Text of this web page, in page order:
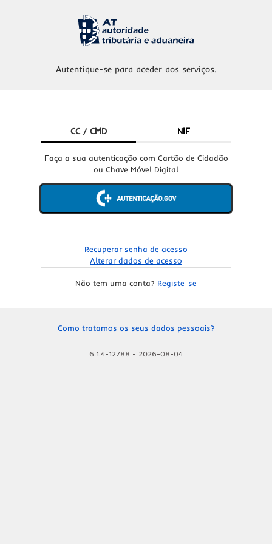
Autentique-se para aceder aos serviços.
CC / CMD NIF
Faça a sua autenticação com Cartão de Cidadão
ou Chave Móvel Digital
Recuperar senha de acesso
Alterar dados de acesso
Não tem uma conta? Registe-se
Como tratamos os seus dados pessoais?
6.1.4-12788 - 2026-08-04